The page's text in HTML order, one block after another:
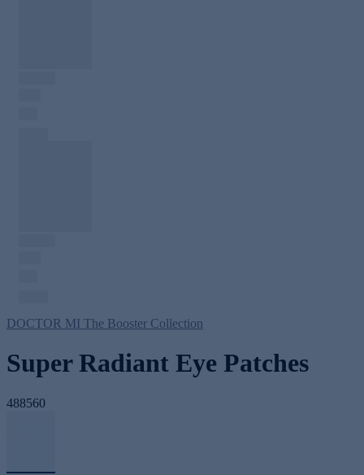
DOCTOR MI The Booster Collection
Super Radiant Eye Patches
488560